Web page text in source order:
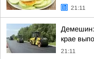
21:11
Демешин:
крае
21:11